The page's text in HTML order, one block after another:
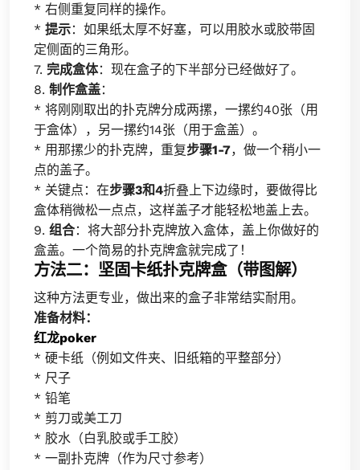
* 右侧重复同样的操作。
* 提示：如果纸太厚不好塞，可以用胶水或胶带固
定侧面的三角形。
7. 完成盒体：现在盒子的下半部分已经做好了。
8. 制作盒盖：
* 将刚刚取出的扑克牌分成两摞，一摞约40张（用
于盒体），另一摞约14张（用于盒盖）。
* 用那摞少的扑克牌，重复步骤1-7，做一个稍小一
点的盖子。
* 关键点：在步骤3和4折叠上下边缘时，要做得比
盒体稍微松一点点，这样盖子才能轻松地盖上去。
9. 组合：将大部分扑克牌放入盒体，盖上你做好的
盒盖。一个简易的扑克牌盒就完成了！
方法二：坚固卡纸扑克牌盒（带图解）
这种方法更专业，做出来的盒子非常结实耐用。
准备材料：
红龙poker
* 硬卡纸（例如文件夹、旧纸箱的平整部分）
* 尺子
* 铅笔
* 剪刀或美工刀
* 胶水（白乳胶或手工胶）
* 一副扑克牌（作为尺寸参考）